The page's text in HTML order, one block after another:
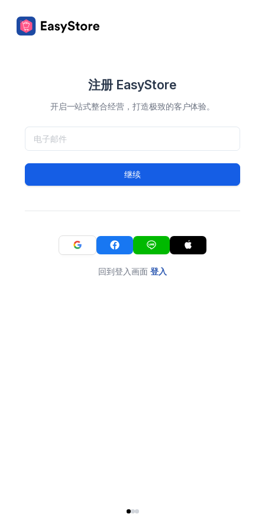
注册 EasyStore
开启一站式整合经营，打造极致的客户体验。
继续
回到登入画面 登入